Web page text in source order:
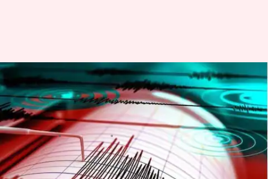
Earthquake: దిల్లీ-ఎన్‌సీఆర్‌లో
భూకంపం.. రిక్టర్ స్కేలుపై 6.2 తీవ్రత
నమోదు
వ్రాసిన వారు Stalin Oct 03, 2023 03:32 pm
ఈ వార్తాకథనం ఏంటి